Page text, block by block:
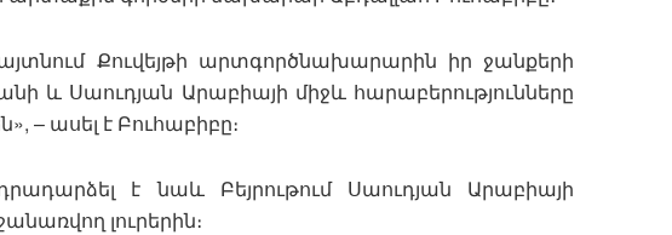
Քուվեյթի արտգործնախարարին իր ջանքերի
և Սաուդյան Արաբիայի միջև հարաբերությունները
– ասել է Բուհաբիբը։
է նաև Բեյրութում Սաուդյան Արաբիայի
լուրերին։